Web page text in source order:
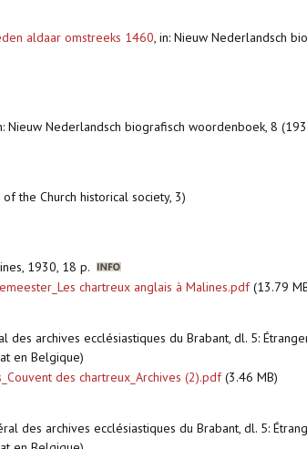
aldaar omstreeks 1460, in: Nieuw Nederlandsch
Nieuw Nederlandsch biografisch woordenboek, 8
the Church historical society, 3)
1930, 18 p.
chartreux anglais à Malines.pdf(13.79
des archives ecclésiastiques du Brabant, dl. 5:
en Belgique)
des chartreux_Archives (2).pdf(3.46 MB)
des archives ecclésiastiques du Brabant, dl. 5: